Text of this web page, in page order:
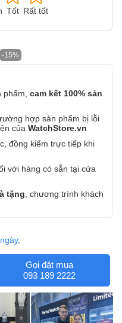
Tốt Rất tốt
-15%
cam kết 100% sản
hợp sản phẩm bị lỗi
của WatchStore.vn
đồng kiểm trực tiếp khi
với hàng có sẵn tại cửa
tặng , chương trình khách
Gọi đặt mua
093 189 2222